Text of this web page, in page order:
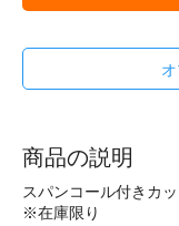
商品の説明
スパンコール付きカ
※在庫限り